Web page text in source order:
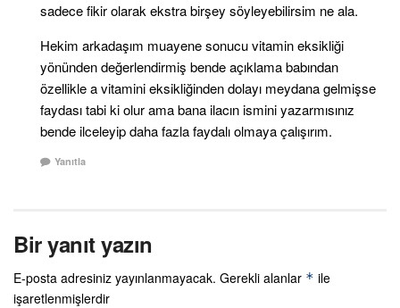
sadece fikir olarak ekstra birşey söyleyebilirsim ne ala.
Hekim arkadaşım muayene sonucu vitamin eksikliği
yönünden değerlendirmiş bende açıklama babından
özellikle a vitamini eksikliğinden dolayı meydana gelmişse
faydası tabi ki olur ama bana ilacın ismini yazarmısınız
bende ilceleyip daha fazla faydalı olmaya çalışırım.
Yanıtla
Bir yanıt yazın
E-posta adresiniz yayınlanmayacak. Gerekli alanlar * ile
işaretlenmişlerdir